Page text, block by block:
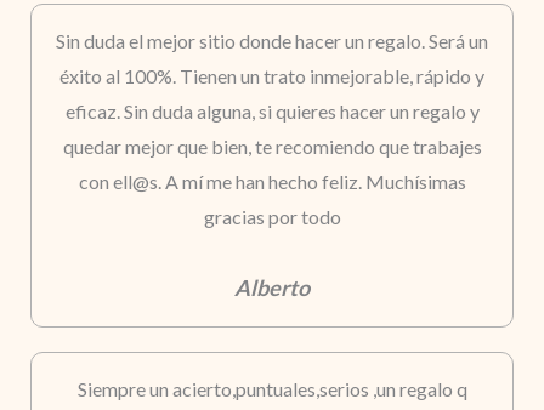
Sin duda el mejor sitio donde hacer un regalo. Será un
éxito al 100%. Tienen un trato inmejorable, rápido y
eficaz. Sin duda alguna, si quieres hacer un regalo y
quedar mejor que bien, te recomiendo que trabajes
con ell@s. A mí me han hecho feliz. Muchísimas
gracias por todo
Alberto
Siempre un acierto,puntuales,serios ,un regalo q